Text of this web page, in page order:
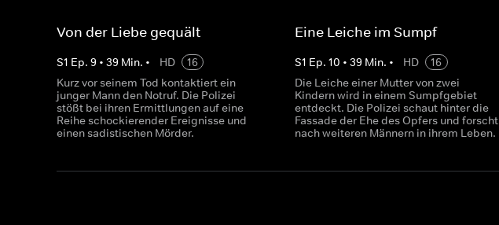
Von der Liebe gequält
S1 Ep. 9 • 39 Min. • HD
16
Kurz vor seinem Tod kontaktiert ein
junger Mann den Notruf. Die Polizei
stößt bei ihren Ermittlungen auf eine
Reihe schockierender Ereignisse und
einen sadistischen Mörder.
Eine Leiche im Sumpf
S1 Ep.10 •39 Min. • HD
16
Die Leiche einer Mutter von zwei
Kindern wird in einem Sumpfgebiet
entdeckt. Die Polizei schaut hinter die
Fassade der Ehe des Opfers und forscht
nach weiteren Männern in ihrem Leben.